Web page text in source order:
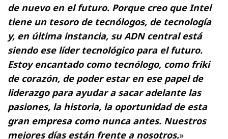
de nuevo en el futuro. Porque creo que Intel
tiene un tesoro de tecnólogos, de tecnología
y, en última instancia, su ADN central está
siendo ese líder tecnológico para el futuro.
Estoy encantado como tecnólogo, como friki
de corazón, de poder estar en ese papel de
liderazgo para ayudar a sacar adelante las
pasiones, la historia, la oportunidad de esta
gran empresa como nunca antes. Nuestros
mejores días están frente a nosotros.»